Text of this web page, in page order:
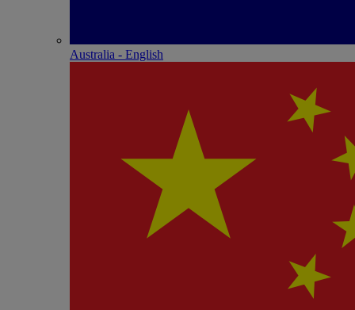
Australia - English